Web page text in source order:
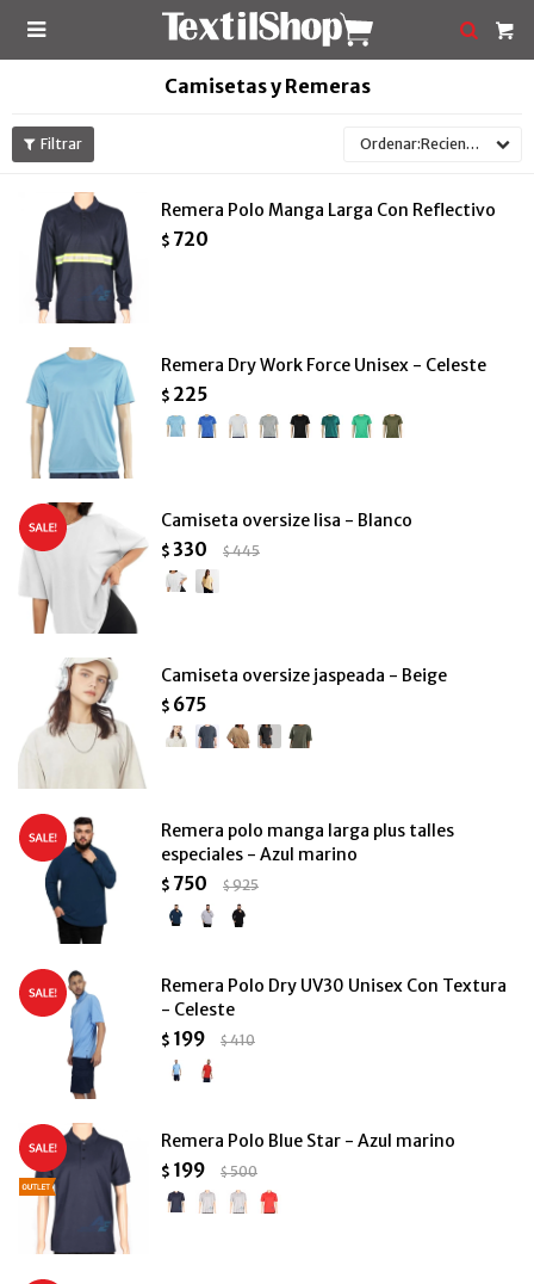

Camisetas y Remeras
Recientes
Remera Polo Manga Larga Con Reflectivo
$ 720
Remera Dry Work Force Unisex - Celeste
$ 225
Camiseta oversize lisa - Blanco
$ 330 $445
Camiseta oversize jaspeada - Beige
$ 675
Remera polo manga larga plus talles
especiales - Azul marino
$ 750 $925
Remera Polo Dry UV30 Unisex Con Textura
- Celeste
$ 199 $410
Remera Polo Blue Star - Azul marino
$ 199 $500